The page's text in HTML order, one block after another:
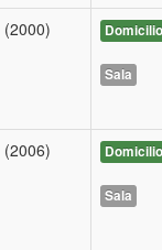
(2000) Domicilio
Sala
(2006) Domicilio
Sala